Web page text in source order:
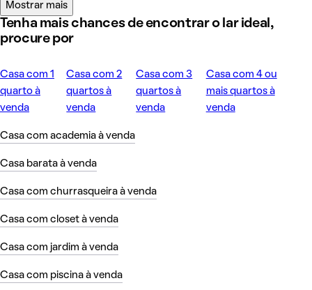
Mostrar mais
Tenha mais chances de encontrar o lar ideal,
procure por
Casa com 1
quarto à
venda
Casa com 2
quartos à
venda
Casa com 3
quartos à
venda
Casa com 4 ou
mais quartos à
venda
Casa com academia à venda
Casa barata à venda
Casa com churrasqueira à venda
Casa com closet à venda
Casa com jardim à venda
Casa com piscina à venda